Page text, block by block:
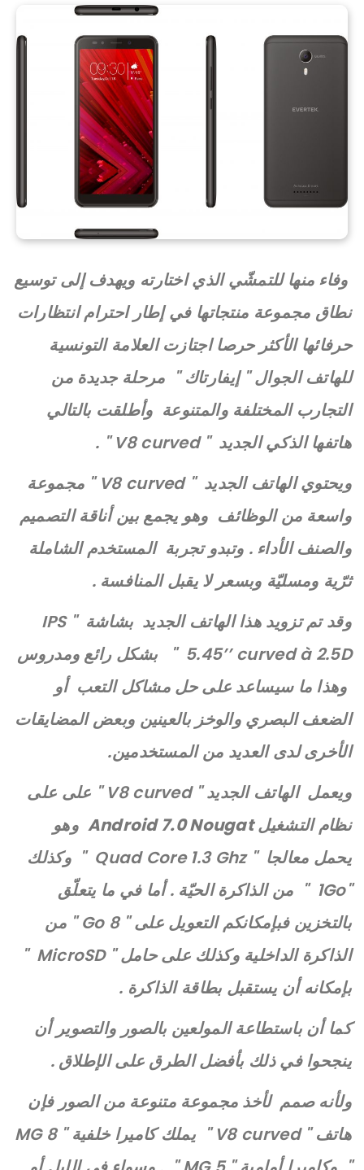
وفاء منها للتمشّي الذي اختارته ويهدف إلى توسيع
نطاق مجموعة منتجاتها في إطار احترام انتظارات
حرفائها الأكثر حرصا اجتازت العلامة التونسية
للهاتف الجوال " إيفارتاك " مرحلة جديدة من
التجارب المختلفة والمتنوعة وأطلقت بالتالي
هاتفها الذكي الجديد " V8 curved " .
ويحتوي الهاتف الجديد " V8 curved " مجموعة
واسعة من الوظائف وهو يجمع بين أناقة التصميم
والصنف الأداء . وتبدو تجربة المستخدم الشاملة
ثرّية ومسليّة وبسعر لا يقبل المنافسة .
وقد تم تزويد هذا الهاتف الجديد بشاشة " IPS
5.45’’ curved à 2.5D " بشكل رائع ومدروس
وهذا ما سيساعد على حل مشاكل التعب أو
الضعف البصري والوخز بالعينين وبعض المضايقات
الأخرى لدى العديد من المستخدمين.
ويعمل الهاتف الجديد " V8 curved " على على
نظام التشغيلAndroid 7.0 Nougat وهو
يحمل معالجا " Quad Core 1.3 Ghz " وكذلك
"1Go " من الذاكرة الحيّة . أما في ما يتعلّق
بالتخزين فبإمكانكم التعويل على " 8 Go " من
الذاكرة الداخلية وكذلك على حامل " MicroSD "
بإمكانه أن يستقبل بطاقة الذاكرة .
كما أن باستطاعة المولعين بالصور والتصوير أن
ينجحوا في ذلك بأفضل الطرق على الإطلاق .
ولأنه صمم لأخذ مجموعة متنوعة من الصور فإن
هاتف " V8 curved " يملك كاميرا خلفية " 8 MG